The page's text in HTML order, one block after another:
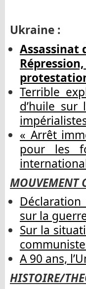
Ukraine :
Assassinat
Terrible
d’huile
« Arrêt
pour les
MOUVEMENT
sur la
Sur la
A 90 ans,
HISTOIRE/